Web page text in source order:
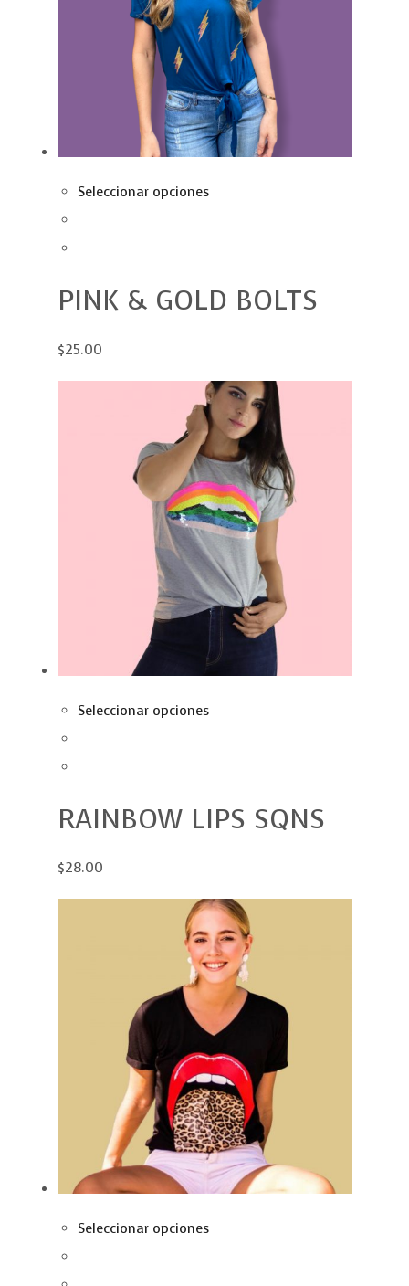
Seleccionar opciones
PINK & GOLD BOLTS
$25.00
Seleccionar opciones
RAINBOW LIPS SQNS
$28.00
Seleccionar opciones